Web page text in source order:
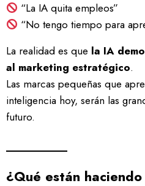
“La IA quita empleos”
“No tengo tiempo para
La realidad es que la IA
al marketing estratégico.
Las marcas pequeñas que
inteligencia hoy, serán las
futuro.
¿Qué están